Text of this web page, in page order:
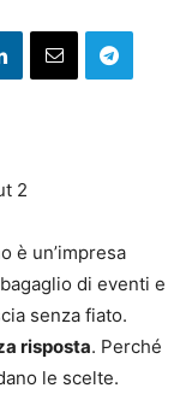
è un’impresa
di eventi e
senza fiato.
risposta. Perché
le scelte.